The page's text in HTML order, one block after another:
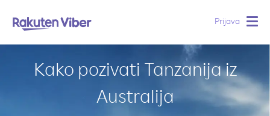
Prijava
Kako pozivati Tanzanija iz
Australija